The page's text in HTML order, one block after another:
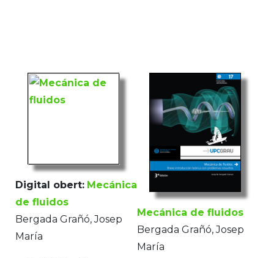
Digital obert: Mecánica
de fluidos
Bergada Grañó, Josep
María
Mecánica de fluidos
Bergada Grañó, Josep
María